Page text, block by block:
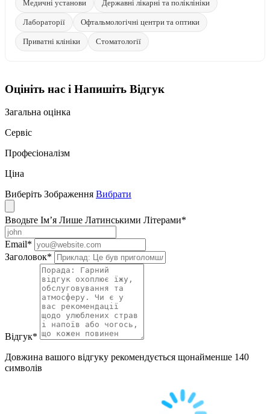
Медичні установи Державні лікарні та поліклініки
Лабораторії Офтальмологічні центри та оптики
Приватні клініки Стоматології
Оцініть нас і Напишіть Відгук
Загальна оцінка
Сервіс
Професіоналізм
Ціна
Виберіть Зображення Вибрати
Вводьте Ім’я Лише Латинськими Літерами*
Email*
Заголовок*
Відгук*
Довжина вашого відгуку рекомендується щонайменше 140
символів